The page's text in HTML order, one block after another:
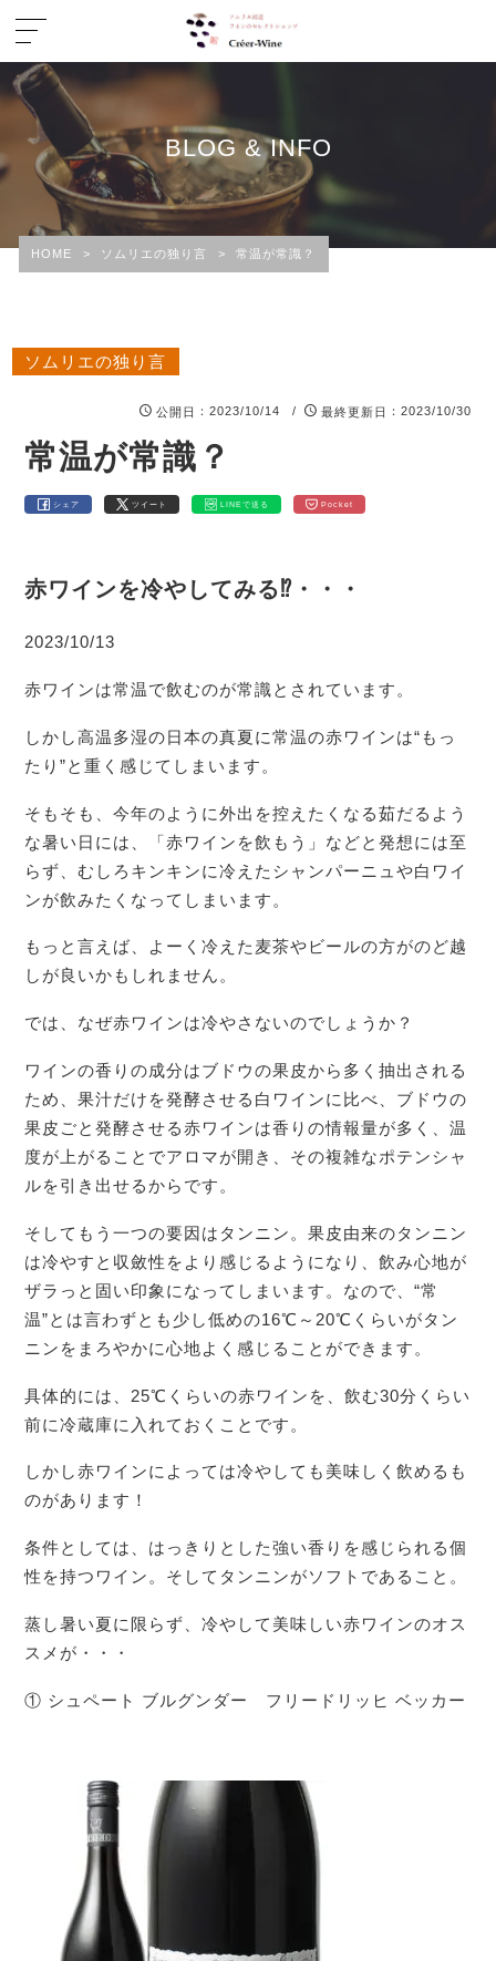
BLOG & INFO
HOME > ソムリエの独り言 > 常温が常識？
ソムリエの独り言
公開日 ：2023/10/14 / 最終更新日 ：2023/10/30
常温が常識？
シェア ツイート LINEで送る Pocket
赤ワインを冷やしてみる⁉・・・
2023/10/13
赤ワインは常温で飲むのが常識とされています。
しかし高温多湿の日本の真夏に常温の赤ワインは“もっ
たり”と重く感じてしまいます。
そもそも、今年のように外出を控えたくなる茹だるよう
な暑い日には、「赤ワインを飲もう」などと発想には至
らず、むしろキンキンに冷えたシャンパーニュや白ワイ
ンが飲みたくなってしまいます。
もっと言えば、よーく冷えた麦茶やビールの方がのど越
しが良いかもしれません。
では、なぜ赤ワインは冷やさないのでしょうか？
ワインの香りの成分はブドウの果皮から多く抽出される
ため、果汁だけを発酵させる白ワインに比べ、ブドウの
果皮ごと発酵させる赤ワインは香りの情報量が多く、温
度が上がることでアロマが開き、その複雑なポテンシャ
ルを引き出せるからです。
そしてもう一つの要因はタンニン。果皮由来のタンニン
は冷やすと収斂性をより感じるようになり、飲み心地が
ザラっと固い印象になってしまいます。なので、“常
温”とは言わずとも少し低めの16℃～20℃くらいがタン
ニンをまろやかに心地よく感じることができます。
具体的には、25℃くらいの赤ワインを、飲む30分くらい
前に冷蔵庫に入れておくことです。
しかし赤ワインによっては冷やしても美味しく飲めるも
のがあります！
条件としては、はっきりとした強い香りを感じられる個
性を持つワイン。そしてタンニンがソフトであること。
蒸し暑い夏に限らず、冷やして美味しい赤ワインのオス
スメが・・・
① シュペート ブルグンダー フリードリッヒ ベッカー